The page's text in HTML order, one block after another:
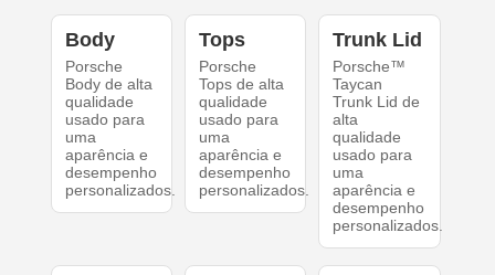
Body
Porsche
Body de alta
qualidade
usado para
uma
aparência e
desempenho
personalizados.
Tops
Porsche
Tops de alta
qualidade
usado para
uma
aparência e
desempenho
personalizados.
Trunk Lid
Porsche™
Taycan
Trunk Lid de
alta
qualidade
usado para
uma
aparência e
desempenho
personalizados.